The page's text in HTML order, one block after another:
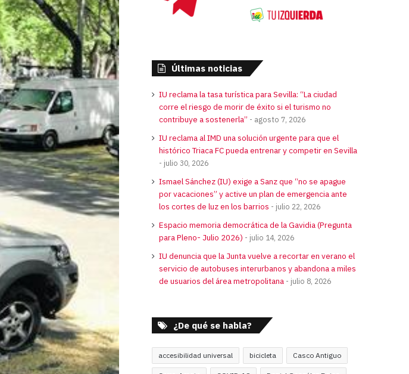
Últimas noticias
IU reclama la tasa turística para Sevilla: “La ciudad
corre el riesgo de morir de éxito si el turismo no
contribuye a sostenerla”
agosto 7, 2026
IU reclama al IMD una solución urgente para que el
histórico Triaca FC pueda entrenar y competir en Sevilla
julio 30, 2026
Ismael Sánchez (IU) exige a Sanz que “no se apague
por vacaciones” y active un plan de emergencia ante
los cortes de luz en los barrios
julio 22, 2026
Espacio memoria democrática de la Gavidia (Pregunta
para Pleno- Julio 2026)
julio 14, 2026
IU denuncia que la Junta vuelve a recortar en verano el
servicio de autobuses interurbanos y abandona a miles
de usuarios del área metropolitana
julio 8, 2026
¿De qué se habla?
accesibilidad universal bicicleta Casco Antiguo